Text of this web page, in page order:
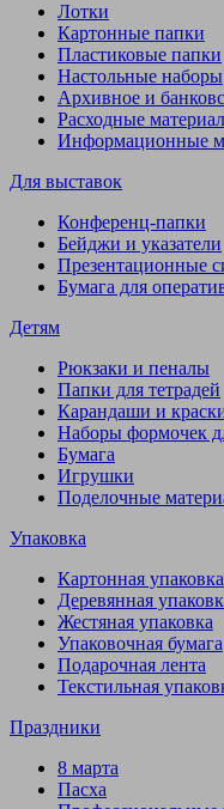
Лотки
Картонные папки
Пластиковые папки
Настольные наборы
Архивное и
Расходные
Информационные
Для выставок
Конференц-папки
Бейджи и указатели
Презентационные
Бумага для
Детям
Рюкзаки и пеналы
Папки для тетрадей
Карандаши и
Наборы формочек
Бумага
Игрушки
Поделочные
Упаковка
Картонная упаковка
Деревянная
Жестяная упаковка
Упаковочная бумага
Подарочная лента
Текстильная
Праздники
8 марта
Пасха